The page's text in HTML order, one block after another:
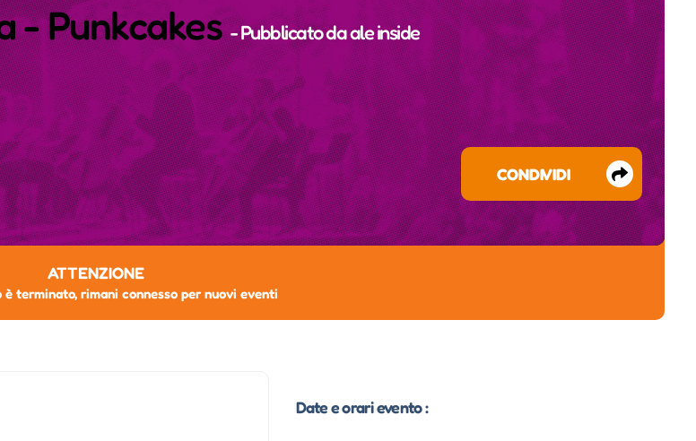
- Punkcakes- Pubblicato daale inside
CONDIVIDI
ATTENZIONE
terminato, rimani connesso per nuovi eventi
Date e orari evento :